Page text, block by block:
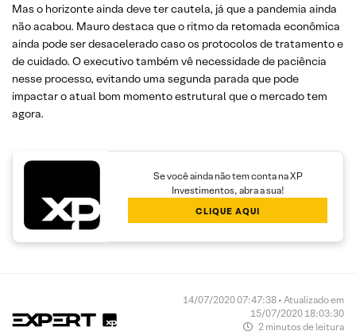
Mas o horizonte ainda deve ter cautela, já que a pandemia ainda
não acabou. Mauro destaca que o ritmo da retomada econômica
ainda pode ser desacelerado caso os protocolos de tratamento e
de cuidado. O executivo também vê necessidade de paciência
nesse processo, evitando uma segunda parada que pode
impactar o atual bom momento estrutural que o mercado tem
agora.
Se você ainda não tem conta na XP
Investimentos, abra a sua!
CLIQUE AQUI
14/07/2020 07:47:38 • Atualizado em
15/07/2020 18:03:30
2 minutos de leitura